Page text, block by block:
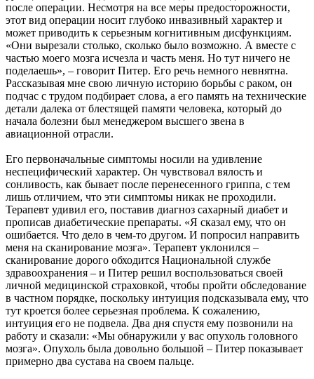
после операции. Несмотря на все меры предосторожности,
этот вид операции носит глубоко инвазивный характер и
может приводить к серьезным когнитивным дисфункциям.
«Они вырезали столько, сколько было возможно. А вместе с
частью моего мозга исчезла и часть меня. Но тут ничего не
поделаешь», – говорит Питер. Его речь немного невнятна.
Рассказывая мне свою личную историю борьбы с раком, он
подчас с трудом подбирает слова, а его память на технические
детали далека от блестящей памяти человека, который до
начала болезни был менеджером высшего звена в
авиационной отрасли.
Его первоначальные симптомы носили на удивление
неспецифический характер. Он чувствовал вялость и
сонливость, как бывает после перенесенного гриппа, с тем
лишь отличием, что эти симптомы никак не проходили.
Терапевт удивил его, поставив диагноз сахарный диабет и
прописав диабетические препараты. «Я сказал ему, что он
ошибается. Что дело в чем-то другом. И попросил направить
меня на сканирование мозга». Терапевт уклонился –
сканирование дорого обходится Национальной службе
здравоохранения – и Питер решил воспользоваться своей
личной медицинской страховкой, чтобы пройти обследование
в частном порядке, поскольку интуиция подсказывала ему, что
тут кроется более серьезная проблема. К сожалению,
интуиция его не подвела. Два дня спустя ему позвонили на
работу и сказали: «Мы обнаружили у вас опухоль головного
мозга». Опухоль была довольно большой – Питер показывает
примерно два сустава на своем пальце.